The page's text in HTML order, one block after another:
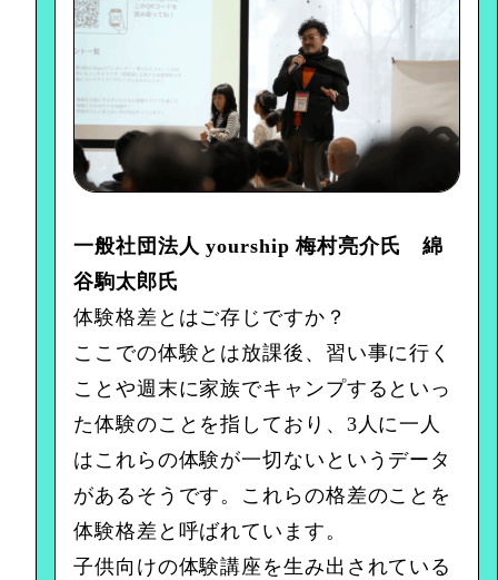
一般社団法人 yourship 梅村亮介氏 綿
谷駒太郎氏
体験格差とはご存じですか？
ここでの体験とは放課後、習い事に行く
ことや週末に家族でキャンプするといっ
た体験のことを指しており、3人に一人
はこれらの体験が一切ないというデータ
があるそうです。これらの格差のことを
体験格差と呼ばれています。
子供向けの体験講座を生み出されている